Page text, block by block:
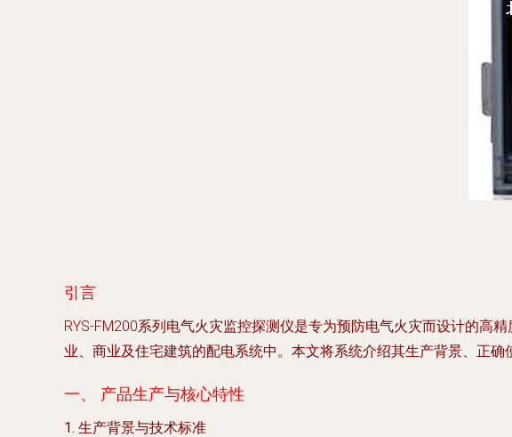
引言
RYS-FM200系列电气火灾监控探测仪是专为预防电气火灾而设计的高
业、商业及住宅建筑的配电系统中。本文将系统介绍其生产背景、正
一、 产品生产与核心特性
1. 生产背景与技术标准